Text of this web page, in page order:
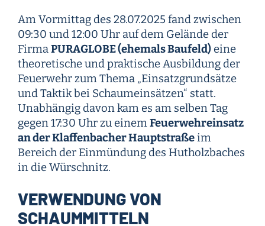
Am Vormittag des 28.07.2025 fand zwischen
09:30 und 12:00 Uhr auf dem Gelände der
FirmaPURAGLOBE (ehemals Baufeld) eine
theoretische und praktische Ausbildung der
Feuerwehr zum Thema „Einsatzgrundsätze
und Taktik bei Schaumeinsätzen“ statt.
Unabhängig davon kam es am selben Tag
gegen 17:30 Uhr zu einemFeuerwehreinsatz
an der Klaffenbacher Hauptstraßeim
Bereich der Einmündung des Hutholzbaches
in die Würschnitz.
VERWENDUNG VON
SCHAUMMITTELN